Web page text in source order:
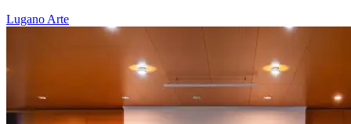
Lugano Arte